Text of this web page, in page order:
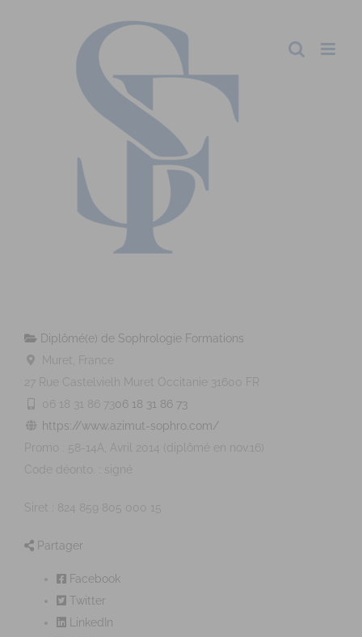
Diplômé(e) de Sophrologie Formations
Muret, France
27 Rue Castelvielh Muret Occitanie 31600
FR
06 18 31 86 7306 18 31 86 73
https://www.azimut-sophro.com/
Promo : 58-14A, Avril 2014 (diplômé en nov.16)
Code déonto. : signé
Siret : 824 859 805 000 15
Partager
Facebook
Twitter
LinkedIn